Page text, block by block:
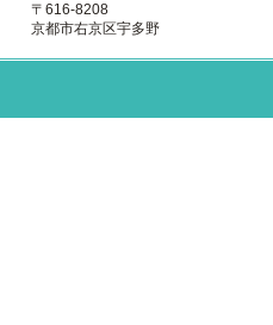
〒616-8208
京都市右京区宇多野